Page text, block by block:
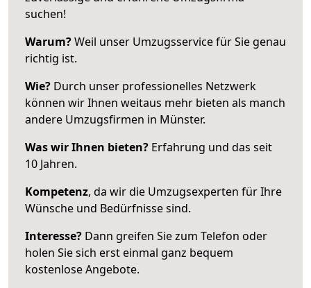
suchen!
Warum?Weil unser Umzugsservice für Sie genau
richtig ist.
Wie? Durch unser professionelles Netzwerk
können wir Ihnen weitaus mehr bieten als manch
andere Umzugsfirmen in Münster.
Was wir Ihnen bieten? Erfahrung und das seit
10 Jahren.
Kompetenz, da wir die Umzugsexperten für Ihre
Wünsche und Bedürfnisse sind.
Interesse? Dann greifen Sie zum Telefon oder
holen Sie sich erst einmal ganz bequem
kostenlose Angebote.